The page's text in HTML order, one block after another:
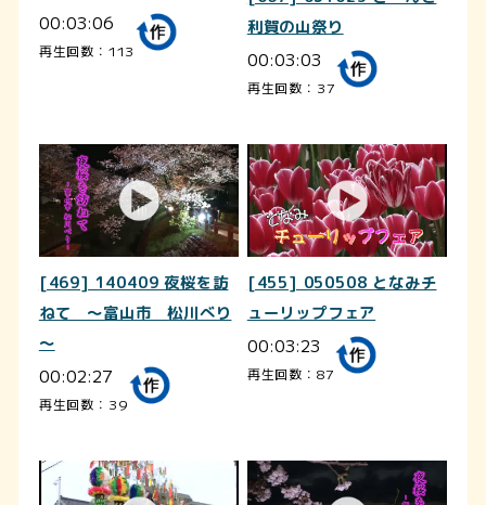
00:03:06
再生回数：113
利賀の山祭り
00:03:03
再生回数：37
[469] 140409 夜桜を訪
ねて ～富山市 松川べり
～
00:02:27
再生回数：39
[455] 050508 となみチ
ューリップフェア
00:03:23
再生回数：87